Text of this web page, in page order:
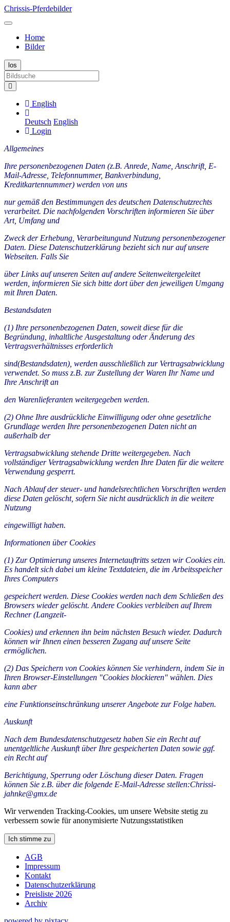
Chrissis-Pferdebilder
Home
Bilder
English
Deutsch English
Login
Allgemeines
Ihre personenbezogenen Daten (z.B. Anrede, Name, Anschrift, E-
Mail-Adresse, Telefonnummer, Bankverbindung,
Kreditkartennummer) werden von uns
nur gemäß den Bestimmungen des deutschen Datenschutzrechts
verarbeitet. Die nachfolgenden Vorschriften informieren Sie über
Art, Umfang und
Zweck der Erhebung, Verarbeitungund Nutzung personenbezogener
Daten. Diese Datenschutzerklärung bezieht sich nur auf unsere
Webseiten. Falls Sie
über Links auf unseren Seiten auf andere Seitenweitergeleitet
werden, informieren Sie sich bitte dort über den jeweiligen Umgang
mit Ihren Daten.
Bestandsdaten
(1) Ihre personenbezogenen Daten, soweit diese für die
Begründung, inhaltliche Ausgestaltung oder Änderung des
Vertragsverhältnisses erforderlich
sind(Bestandsdaten), werden ausschließlich zur Vertragsabwicklung
verwendet. So muss z.B. zur Zustellung der Waren Ihr Name und
Ihre Anschrift an
den Warenlieferanten weitergegeben werden.
(2) Ohne Ihre ausdrückliche Einwilligung oder ohne gesetzliche
Grundlage werden Ihre personenbezogenen Daten nicht an
außerhalb der
Vertragsabwicklung stehende Dritte weitergegeben. Nach
vollständiger Vertragsabwicklung werden Ihre Daten für die weitere
Verwendung gesperrt.
Nach Ablauf der steuer- und handelsrechtlichen Vorschriften werden
diese Daten gelöscht, sofern Sie nicht ausdrücklich in die weitere
Nutzung
eingewilligt haben.
Informationen über Cookies
(1) Zur Optimierung unseres Internetauftritts setzen wir Cookies ein.
Es handelt sich dabei um kleine Textdateien, die im Arbeitsspeicher
Ihres Computers
gespeichert werden. Diese Cookies werden nach dem Schließen des
Browsers wieder gelöscht. Andere Cookies verbleiben auf Ihrem
Rechner (Langzeit-
Cookies) und erkennen ihn beim nächsten Besuch wieder. Dadurch
können wir Ihnen einen besseren Zugang auf unsere Seite
ermöglichen.
(2) Das Speichern von Cookies können Sie verhindern, indem Sie in
Ihren Browser-Einstellungen "Cookies blockieren" wählen. Dies
kann aber
eine Funktionseinschränkung unserer Angebote zur Folge haben.
Auskunft
Nach dem Bundesdatenschutzgesetz haben Sie ein Recht auf
unentgeltliche Auskunft über Ihre gespeicherten Daten sowie ggf.
ein Recht auf
Berichtigung, Sperrung oder Löschung dieser Daten. Fragen
können Sie z.B. über die folgende E-Mail-Adresse stellen:Chrissi-
jahnke@gmx.de
Wir verwenden Tracking-Cookies, um unsere Website stetig zu
verbessern sowie für anonymisierte Nutzungsstatistiken
Ich stimme zu
AGB
Impressum
Kontakt
Datenschutzerklärung
Preisliste 2026
Archiv